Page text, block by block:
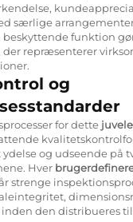
særlige
beskyttende funktion
repræsenterer
og
for dette
og udseende på
Hver
strenge
den distribueres